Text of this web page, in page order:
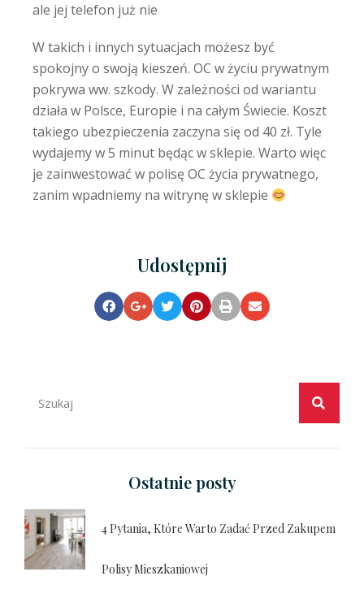
ale jej telefon już nie
W takich i innych sytuacjach możesz być
spokojny o swoją kieszeń. OC w życiu prywatnym
pokrywa ww. szkody. W zależności od wariantu
działa w Polsce, Europie i na całym Świecie. Koszt
takiego ubezpieczenia zaczyna się od 40 zł. Tyle
wydajemy w 5 minut będąc w sklepie. Warto więc
je zainwestować w polisę OC życia prywatnego,
zanim wpadniemy na witrynę w sklepie
Udostępnij
Ostatnie posty
4 Pytania, Które Warto Zadać Przed Zakupem
Polisy Mieszkaniowej